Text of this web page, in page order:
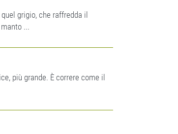
grigio, che raffredda il
...
più grande. È correre come il